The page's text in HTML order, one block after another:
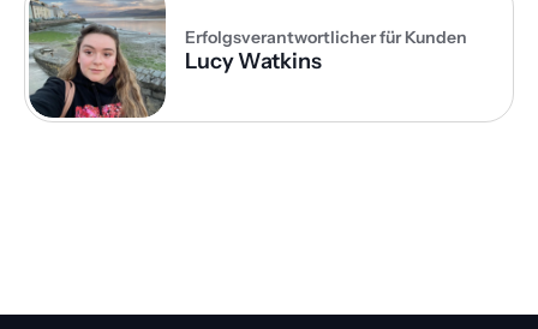
Erfolgsverantwortlicher für Kunden
Lucy Watkins